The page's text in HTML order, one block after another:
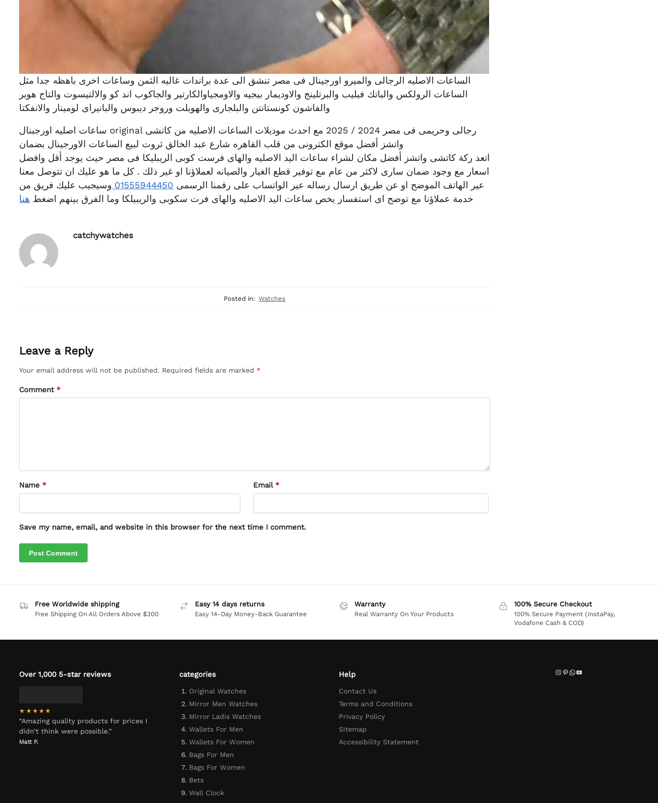
الساعات الاصليه الرجالى والميرو اورجينال فى مصر تنشق الى عدة براندات غاليه الثمن وساعات اخرى باهظه جدا مثل
الساعات الرولكس والباتك فيليب والبرتلينج والاوديمار بيجيه والاومجياوالكارتير والجاكوب اند كو والالتيسوت والتاج هوبر
والفاشون كونستانتن والبلجارى والهوبلت وروجر ديبوس والبانيراى لومينار والانفكتا
ساعات اصليه اورجبنال original رجالى وحريمى فى مصر 2024 / 2025 مع احدث موديلات الساعات الاصليه من كاتشى
واتشز أفضل موقع الكترونى من قلب القاهره شارع عبد الخالق ثروت لبيع الساعات الاورجينال بضمان
اتعد ركة كاتشى واتشز أفضل مكان لشراء ساعات اليد الاصليه والهاى فرست كوبى الريبليكا فى مصر حيث يوجد أقل وافضل
اسعار مع وجود ضمان سارى لاكثر من عام مع توفير قطع الغيار والصيانه لعملاؤنا او غير ذلك . كل ما هو عليك ان تتوصل معنا
عير الهاتف الموضح او عن طريق ارسال رساله عير الواتساب على رقمنا الرسمى 01555944450 وسيجيب عليك فريق من
خدمة عملاؤنا مع توضح اى استفسار يخص ساعات اليد الاصليه والهاى فرت سكوبى والريبيلكا وما الفرق بينهم اضغط هنا
catchywatches
Posted in: Watches
Leave a Reply
Your email address will not be published. Required fields are marked *
Comment*
Name* Email*
Save my name, email, and website in this browser for the next time I comment.
Free Worldwide shipping
Free Shipping On All Orders Above $300
Easy 14 days returns
Easy 14-Day Money-Back Guarantee
Warranty
Real Warranty On Your Products
100% Secure Checkout
100% Secure Payment (InstaPay,
Vodafone Cash & COD)
Over 1,000 5-star reviews
★★★★★
“Amazing quality products for prices I
didn’t think were possible.”
Matt P.
categories
Original Watches
Mirror Men Watches
Mirror Ladis Watches
Wallets For Men
Wallets For Women
Bags For Men
Bags For Women
Bets
Wall Clock
Help
Contact Us
Terms and Conditions
Privacy Policy
Sitemap
Accessibility Statement